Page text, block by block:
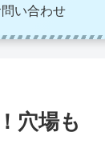
問い合わせ
穴場も